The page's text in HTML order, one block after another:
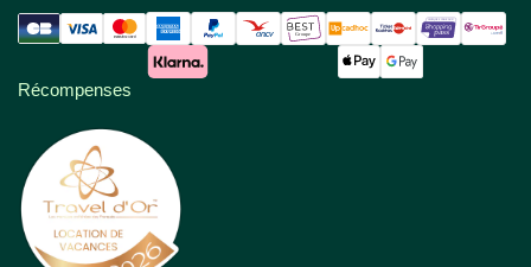
Récompenses